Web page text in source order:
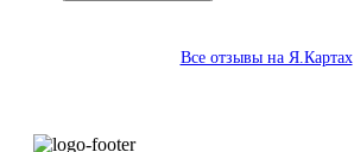
Все отзывы на Я.Картах